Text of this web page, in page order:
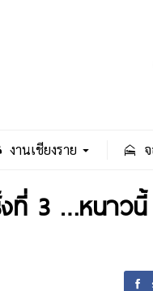
งานเชียงราย
งที่ 3 …หนา